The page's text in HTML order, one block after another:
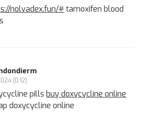
nolvadex.fun/#tamoxifen blood
(0:12)
pillsbuy doxycycline online
doxycycline online